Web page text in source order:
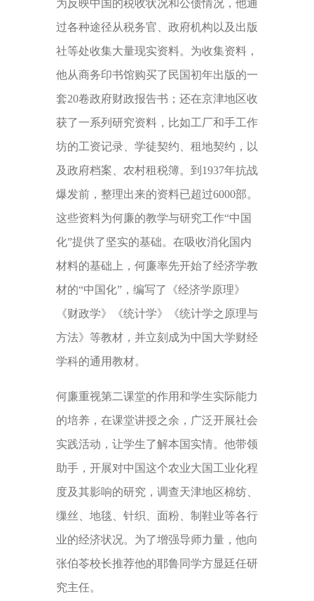
为反映中国的税收状况和公债情况，他通
过各种途径从税务官、政府机构以及出版
社等处收集大量现实资料。为收集资料，
他从商务印书馆购买了民国初年出版的一
套20卷政府财政报告书；还在京津地区收
获了一系列研究资料，比如工厂和手工作
坊的工资记录、学徒契约、租地契约，以
及政府档案、农村租税簿。到1937年抗战
爆发前，整理出来的资料已超过6000部。
这些资料为何廉的教学与研究工作“中国
化”提供了坚实的基础。在吸收消化国内
材料的基础上，何廉率先开始了经济学教
材的“中国化”，编写了《经济学原理》
《财政学》《统计学》《统计学之原理与
方法》等教材，并立刻成为中国大学财经
学科的通用教材。
何廉重视第二课堂的作用和学生实际能力
的培养，在课堂讲授之余，广泛开展社会
实践活动，让学生了解本国实情。他带领
助手，开展对中国这个农业大国工业化程
度及其影响的研究，调查天津地区棉纺、
缫丝、地毯、针织、面粉、制鞋业等各行
业的经济状况。为了增强导师力量，他向
张伯苓校长推荐他的耶鲁同学方显廷任研
究主任。